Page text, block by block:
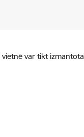
var tikt